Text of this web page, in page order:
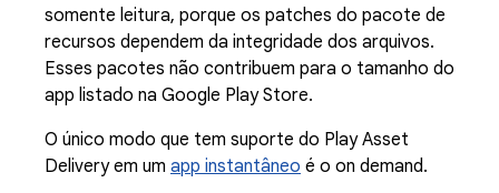
somente leitura, porque os patches do pacote de
recursos dependem da integridade dos arquivos.
Esses pacotes não contribuem para o tamanho do
app listado na Google Play Store.
O único modo que tem suporte do Play Asset
Delivery em um app instantâneo é o on demand.